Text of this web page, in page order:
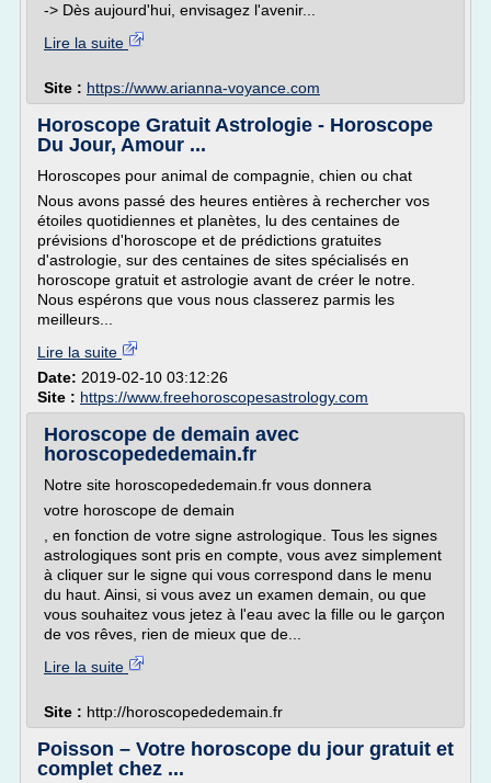
-> Dès aujourd'hui, envisagez l'avenir...
Lire la suite
Site : https://www.arianna-voyance.com
Horoscope Gratuit Astrologie - Horoscope
Du Jour, Amour ...
Horoscopes pour animal de compagnie, chien ou chat
Nous avons passé des heures entières à rechercher vos
étoiles quotidiennes et planètes, lu des centaines de
prévisions d'horoscope et de prédictions gratuites
d'astrologie, sur des centaines de sites spécialisés en
horoscope gratuit et astrologie avant de créer le notre.
Nous espérons que vous nous classerez parmis les
meilleurs...
Lire la suite
Date: 2019-02-10 03:12:26
Site : https://www.freehoroscopesastrology.com
Horoscope de demain avec
horoscopededemain.fr
Notre site horoscopededemain.fr vous donnera
votre horoscope de demain
, en fonction de votre signe astrologique. Tous les signes
astrologiques sont pris en compte, vous avez simplement
à cliquer sur le signe qui vous correspond dans le menu
du haut. Ainsi, si vous avez un examen demain, ou que
vous souhaitez vous jetez à l'eau avec la fille ou le garçon
de vos rêves, rien de mieux que de...
Lire la suite
Site : http://horoscopededemain.fr
Poisson – Votre horoscope du jour gratuit et
complet chez ...